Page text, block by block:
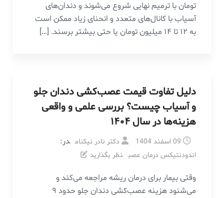
تومان با ترمیم نهایی شروع می‌شوند و دندان‌های
آسیاب با کانال‌های متعدد و انحنای زیاد ممکن است
به ۱۲ تا ۱۴ میلیون تومان یا حتی بیشتر برسند. […]
دلیل تفاوت قیمت عصب‌کشی دندان جلو
و آسیاب چیست؟ بررسی علمی و واقعی
هزینه‌ها در سال ۱۴۰۴
09 اسفند 1404 دکتر نادر نیکنام در:
اندودنتیکس درمان عصب نظر بگذارید
وقتی بیمار برای درمان ریشه مراجعه می‌کند و
می‌شنود هزینه عصب‌کشی دندان جلو حدود ۹